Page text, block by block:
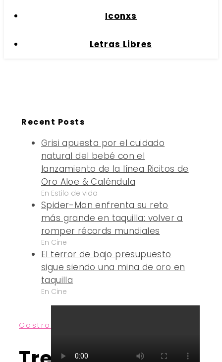
Iconxs
Letras Libres
Recent Posts
Grisi apuesta por el cuidado
natural del bebé con el
lanzamiento de la línea Ricitos de
Oro Aloe & Caléndula
En Estilo de vida
Spider-Man enfrenta su reto
más grande en taquilla: volver a
romper récords mundiales
En Cine
El terror de bajo presupuesto
sigue siendo una mina de oro en
taquilla
En Cine
Gastronomía